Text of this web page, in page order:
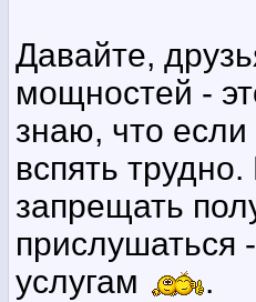
Давайте,
мощностей -
знаю, что если
вспять
запрещать
прислушаться
услугам
.